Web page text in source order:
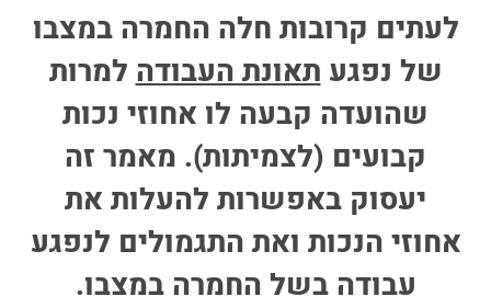
לעתים קרובות חלה החמרה במצבו
של נפגעתאונת העבודהלמרות
שהועדה קבעה לו אחוזי נכות
קבועים (לצמיתות). מאמר זה
יעסוק באפשרות להעלות את
אחוזי הנכות ואת התגמולים לנפגע
עבודה בשל החמרה במצבו.